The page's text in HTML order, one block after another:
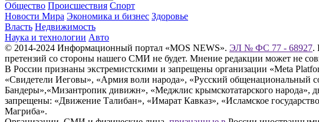
Общество Происшествия Спорт
Новости Мира Экономика и бизнес Здоровье
Власть Недвижимость
Наука и технологии Авто
© 2014-2024 Информационный портал «MOS NEWS». ЭЛ № ФС 77 - 68927.
претензий со стороны нашего СМИ не будет. Мнение редакции может не
В России признаны экстремистскими и запрещены организации «Meta
«Свидетели Иеговы», «Армия воли народа», «Русский
Бандеры»,«Мизантропик дивижн», «Меджлис крымскотатарского народа»,
запрещены: «Движение Талибан», «Имарат Кавказ», «Исламское
Магриба».